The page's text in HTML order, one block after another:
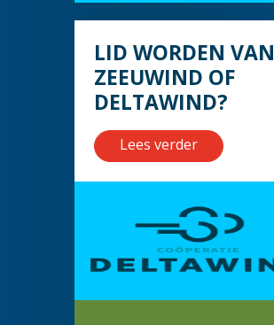
LID WORDEN VAN
ZEEUWIND OF
DELTAWIND?
Lees verder